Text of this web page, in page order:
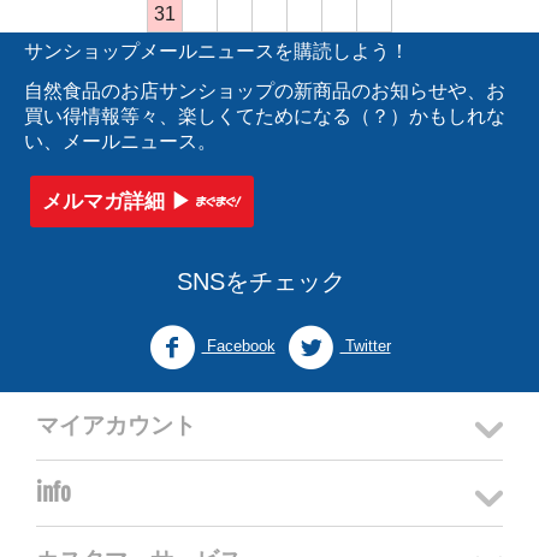
31
サンショップメールニュースを購読しよう！
自然食品のお店サンショップの新商品のお知らせや、お
買い得情報等々、楽しくてためになる（？）かもしれな
い、メールニュース。
メルマガ詳細 ▶︎
SNSをチェック
Facebook Twitter
マイアカウント
info